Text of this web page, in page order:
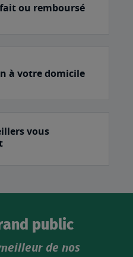
ou remboursé
à votre domicile
vous
public
de nos